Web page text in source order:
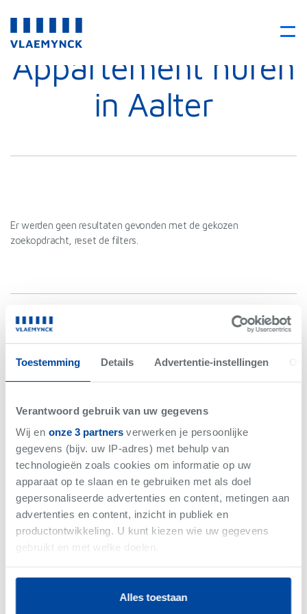
Toestemming Details Advertentie-instellingen
Verantwoord gebruik van uw gegevens
Wij en onze 3 partnersverwerken je persoonlijke
gegevens (bijv. uw IP-adres) met behulp van
technologieën zoals cookies om informatie op uw
apparaat op te slaan en te gebruiken met als doel
gepersonaliseerde advertenties en content, metingen aan
advertenties en content, inzicht in publiek en
productontwikkeling. U kunt kiezen wie uw gegevens
gebruikt en met welke doelen.
Als u het toestaat, willen we ook graag:
Informatie verzamelen over uw geografische
Alles toestaan
Appartement huren
in Aalter
Er werden geen resultaten gevonden met de gekozen
zoekopdracht, reset de filters.
Net gemist
VERKOCHT
-Woning
Vlaemynck business magazine